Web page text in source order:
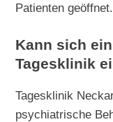
Patienten geöffnet.
Kann sich
Tagesklinik
Tagesklinik
psychiatrische